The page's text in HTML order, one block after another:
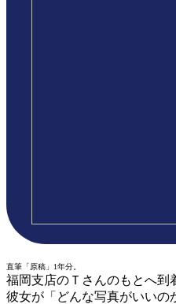
直筆「原稿」1年分。
福岡支店のＴさんのもとへ到
彼女が「どんな写真がいいの